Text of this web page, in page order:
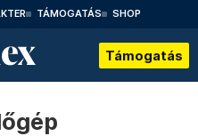
TÁMOGATÁS SHOP
Támogatás